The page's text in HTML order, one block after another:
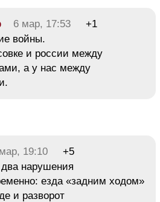
6 мар, 17:53
+1
войны.
и россии между
а у нас между
19:10
+5
нарушения
езда «задним ходом»
и разворот